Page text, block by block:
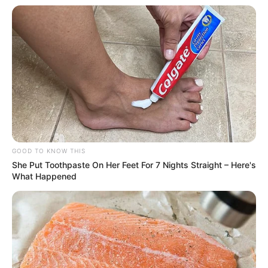
pluralidade da população negra brasileira e reconhecendo suas
dimensões de gênero, sexualidade, geração, patologia e
deficiência, e implementando dispositivos concretos de indução da
Política Nacional de Saúde da População Negra com ações
macropolíticas (financiamento, regulação, monitoramento e
avaliação) e micropolíticas (educação/formação, comunicação e
mobilização).
GOOD TO KNOW THIS
She Put Toothpaste On Her Feet For 7 Nights Straight – Here's
What Happened